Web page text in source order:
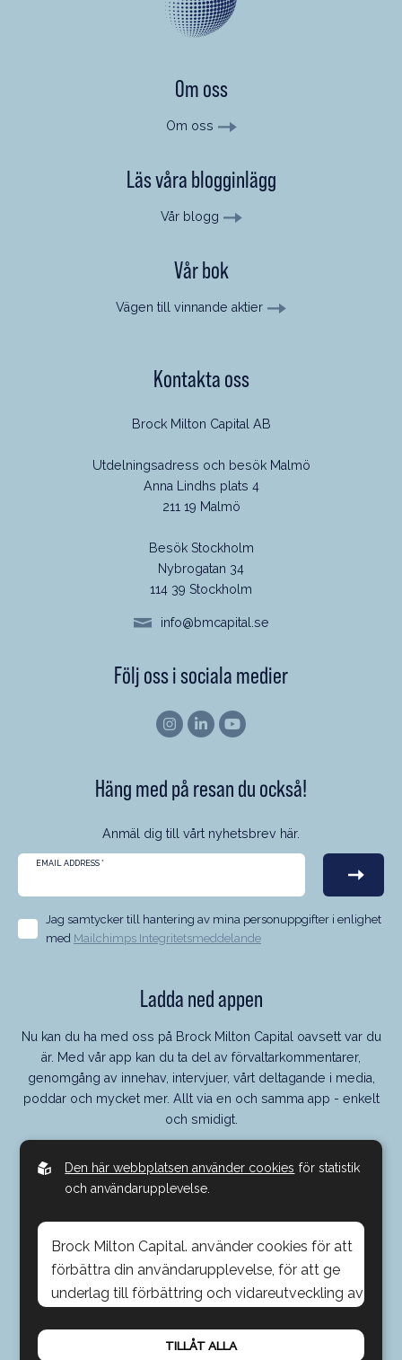
Om oss
Om oss
Läs våra blogginlägg
Vår blogg
Vår bok
Vägen till vinnande aktier
Kontakta oss
Brock Milton Capital AB
Utdelningsadress och besök Malmö
Anna Lindhs plats 4
211 19 Malmö
Besök Stockholm
Nybrogatan 34
114 39 Stockholm
info@bmcapital.se
Följ oss i sociala medier
Häng med på resan du också!
Anmäl dig till vårt nyhetsbrev här.
EMAIL ADDRESS *
Jag samtycker till hantering av mina personuppgifter i enlighet
med Mailchimps Integritetsmeddelande
Ladda ned appen
Nu kan du ha med oss på Brock Milton Capital oavsett var du
är. Med vår app kan du ta del av förvaltarkommentarer,
genomgång av innehav, intervjuer, vårt deltagande i media,
poddar och mycket mer. Allt via en och samma app - enkelt
och smidigt.
Integritetspolicy
Den här webbplatsen använder cookies för statistik
och användarupplevelse.
Brock Milton Capital. använder cookies för att
förbättra din användarupplevelse, för att ge
underlag till förbättring och vidareutveckling av
relevanta erbjudanden till dig.
TILLÅT ALLA